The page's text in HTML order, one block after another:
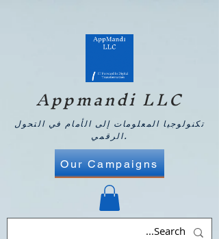
Appmandi LLC
تكنولوجيا المعلومات إلى الأمام في التحول
الرقمي.
Our Campaigns